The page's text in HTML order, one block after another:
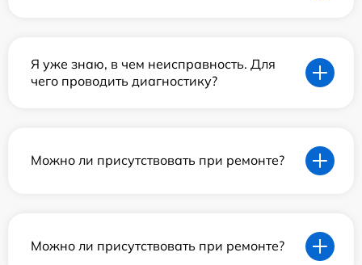
Я уже знаю, в чем неисправность. Для
чего проводить диагностику?
Можно ли присутствовать при ремонте?
Можно ли присутствовать при ремонте?